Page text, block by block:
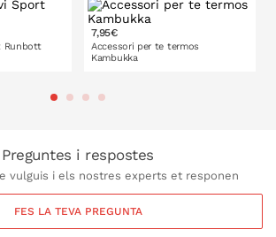
Runbott
7,95€
Accessori per te termos
Kambukka
Preguntes i respostes
vulguis i els nostres experts et responen
FES LA TEVA PREGUNTA